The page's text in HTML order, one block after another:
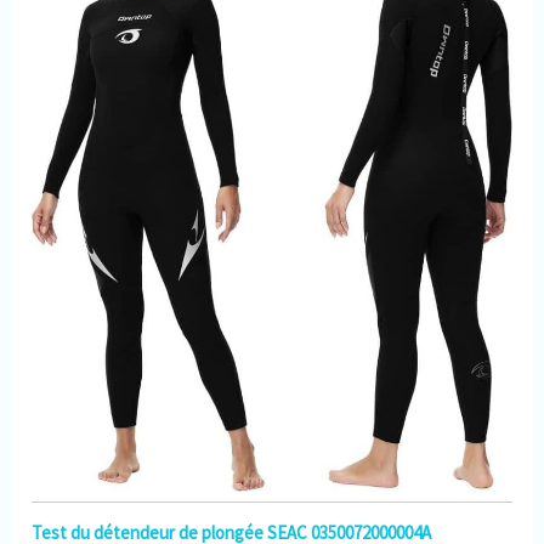
plongeurs débutants et
professionnels, aux sports
sous-marins, qu'il s'agisse de
plongée sous-marine,
d'escalade, de pêche, de
navigation de plaisance, de
randonnée, de voyages, de
marche nocturne, etc. .Si
vous l'utilisez sur terre, il est
plus étanche que la plupart
des lampes de poche. 【4
modes de fonctionnement】
Fabriqué en alliage
d'aluminium de haute
qualité, oxydation de qualité
militaire et traitement anti-
usure, substrat de cuivre à
isolation thermoélectrique,
dérive rapidement la chaleur
générée par la LED. 4 modes
d'éclairage répondent à vos
différentes exigences : Super
lumineux > Élevé > Moyen >
Test du détendeur de plongée SEAC 0350072000004A